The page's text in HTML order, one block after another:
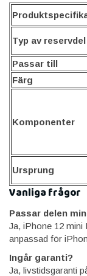
Typ av reservdel
Passar till
Färg
Komponenter
Ursprung
Vanliga frågor
Passar delen
Ja, iPhone 12 mini
anpassad för
Ingår garanti?
Ja, livstidsgaranti